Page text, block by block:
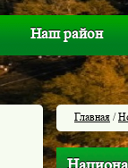
Наш район
Главная /